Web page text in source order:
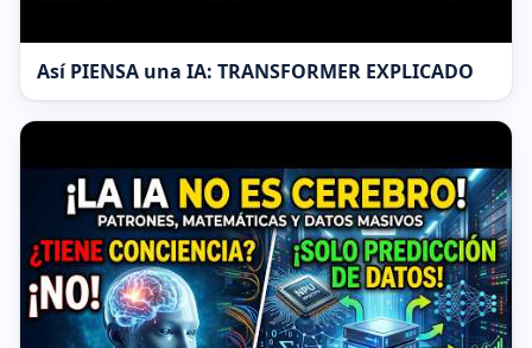
Así PIENSA una IA: TRANSFORMER EXPLICADO